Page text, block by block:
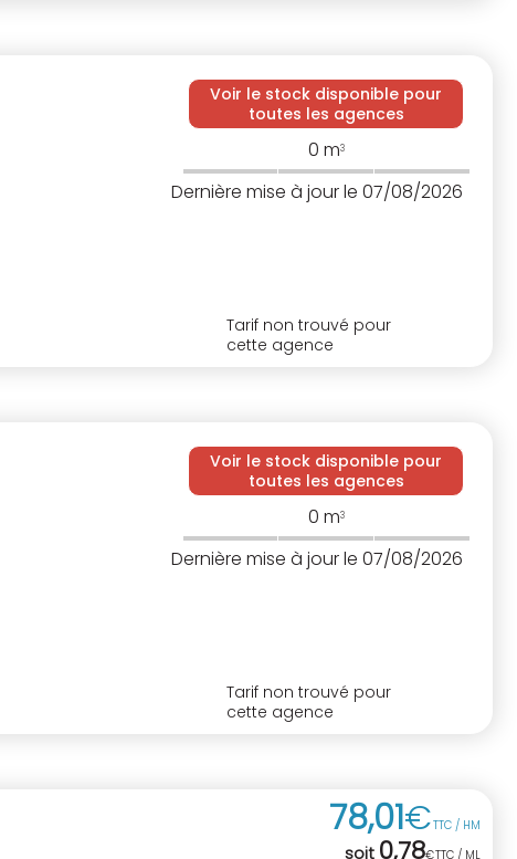
Voir le stock disponible pour
toutes les agences
0 m3
Dernière mise à jour le 07/08/2026
Tarif non trouvé pour
cette agence
Voir le stock disponible pour
toutes les agences
0 m3
Dernière mise à jour le 07/08/2026
Tarif non trouvé pour
cette agence
78,01€TTC / HM
soit 0,78€TTC / ML